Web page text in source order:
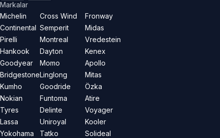
Markalar
Michelin
Continental
Pirelli
Hankook
Goodyear
Bridgestone
Kumho
Nokian
Tyres
Lassa
Yokohama
Cross Wind
Semperit
Montreal
Dayton
Momo
Linglong
Goodride
Funtoma
Delinte
Uniroyal
Tatko
Fronway
Midas
Vredestein
Kenex
Apollo
Mitas
Özka
Atire
Voyager
Kooler
Solideal